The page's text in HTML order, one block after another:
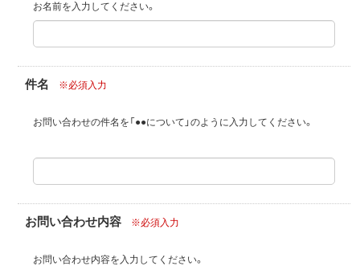
お名前を入力してください。
件名 ※必須入力
お問い合わせの件名を「●●について」のように入力してください。
お問い合わせ内容 ※必須入力
お問い合わせ内容を入力してください。